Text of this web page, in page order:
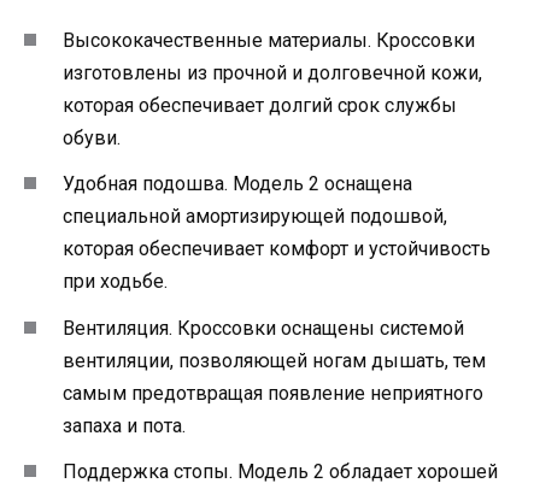
Высококачественные материалы. Кроссовки
изготовлены из прочной и долговечной кожи,
которая обеспечивает долгий срок службы
обуви.
Удобная подошва. Модель 2 оснащена
специальной амортизирующей подошвой,
которая обеспечивает комфорт и устойчивость
при ходьбе.
Вентиляция. Кроссовки оснащены системой
вентиляции, позволяющей ногам дышать, тем
самым предотвращая появление неприятного
запаха и пота.
Поддержка стопы. Модель 2 обладает хорошей